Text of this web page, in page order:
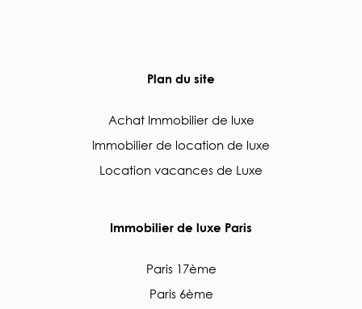
Plan du site
Achat Immobilier de luxe
Immobilier de location de luxe
Location vacances de Luxe
Immobilier de luxe Paris
Paris 17ème
Paris 6ème